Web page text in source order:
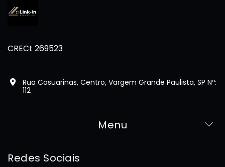
CRECI: 269523
Rua Casuarinas, Centro, Vargem Grande Paulista, SP Nº:
112
Menu
Redes Sociais